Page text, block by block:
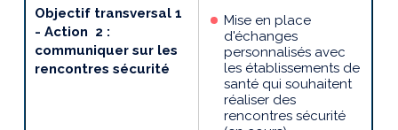
Objectif transversal 1
- Action 2 :
communiquer sur les
rencontres sécurité
Mise en place
d'échanges
personnalisés avec
les établissements de
santé qui souhaitent
réaliser des
rencontres sécurité